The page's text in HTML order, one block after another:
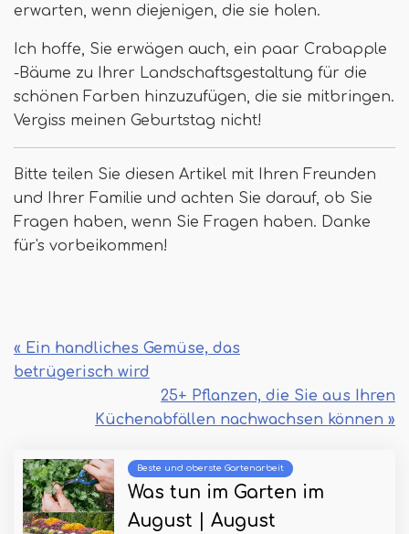
erwarten, wenn diejenigen, die sie holen.
Ich hoffe, Sie erwägen auch, ein paar Crabapple
-Bäume zu Ihrer Landschaftsgestaltung für die
schönen Farben hinzuzufügen, die sie mitbringen.
Vergiss meinen Geburtstag nicht!
Bitte teilen Sie diesen Artikel mit Ihren Freunden
und Ihrer Familie und achten Sie darauf, ob Sie
Fragen haben, wenn Sie Fragen haben. Danke
für's vorbeikommen!
« Ein handliches Gemüse, das
betrügerisch wird
25+ Pflanzen, die Sie aus Ihren
Küchenabfällen nachwachsen können »
Beste und oberste Gartenarbeit
Was tun im Garten im
August | August